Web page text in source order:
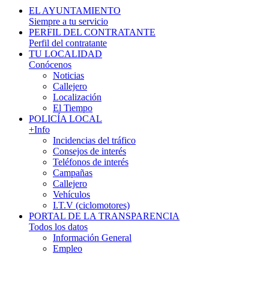
EL AYUNTAMIENTO
Siempre a tu servicio
PERFIL DEL CONTRATANTE
Perfil del contratante
TU LOCALIDAD
Conócenos
Noticias
Callejero
Localización
El Tiempo
POLICÍA LOCAL
+Info
Incidencias del tráfico
Consejos de interés
Teléfonos de interés
Campañas
Callejero
Vehículos
I.T.V (ciclomotores)
PORTAL DE LA TRANSPARENCIA
Todos los datos
Información General
Empleo